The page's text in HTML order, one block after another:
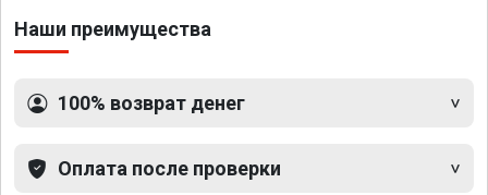
Наши преимущества
100% возврат денег
Оплата после проверки